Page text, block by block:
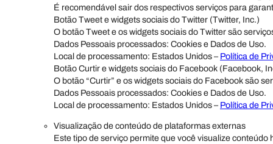
É recomendável sair dos respectivos serviços para
Botão Tweet e widgets sociais do Twitter (Twitter, Inc.)
O botão Tweet e os widgets sociais do Twitter são
Dados Pessoais processados: Cookies e Dados de Uso.
Local de processamento: Estados Unidos – Política de
Botão Curtir e widgets sociais do Facebook (Facebook,
O botão “Curtir” e os widgets sociais do Facebook são
Dados Pessoais processados: Cookies e Dados de Uso.
Local de processamento: Estados Unidos – Política de
Visualização de conteúdo de plataformas externas
Este tipo de serviço permite que você visualize